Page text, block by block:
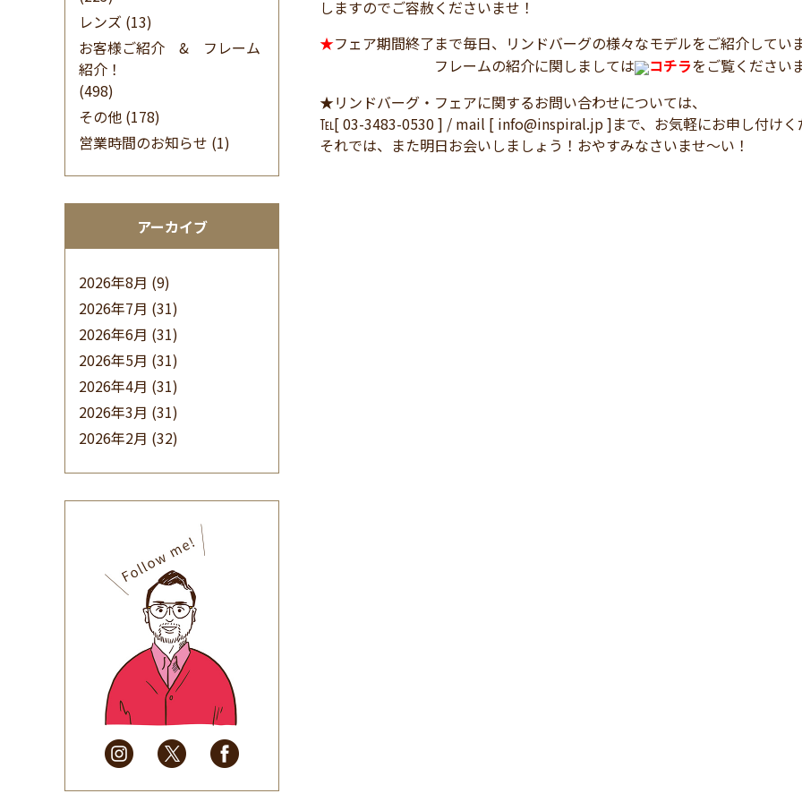
レンズ (13)
お客様ご紹介 & フレーム
紹介！
(498)
その他 (178)
営業時間のお知らせ (1)
アーカイブ
2026年8月 (9)
2026年7月 (31)
2026年6月 (31)
2026年5月 (31)
2026年4月 (31)
2026年3月 (31)
2026年2月 (32)
(32)
2025年9月(30)
2025年8月(31)
2025年7月(37)
2025年6月(48)
2025年5月
(41)
2025年4月
(32)
2025年3月(31)
2025年2月
(28)
2025年1月
(34)
しますのでご容赦くださいませ！
★フェア期間終了まで毎日、リンドバーグの様々なモデルをご紹介してい
フレームの紹介に関しましては
コチラをご覧ください
★リンドバーグ・フェアに関するお問い合わせについては、
℡[ 03-3483-0530 ] / mail [ info@inspiral.jp ]まで、お気軽にお申し付けく
それでは、また明日お会いしましょう！おやすみなさいませ～い！